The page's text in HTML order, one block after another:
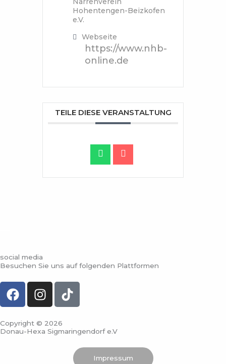
Hohentengen-Beizkofen
e.V.
Webseite
https://www.nhb-
online.de
TEILE DIESE VERANSTALTUNG
social media
Besuchen Sie uns auf folgenden Plattformen
F
a
e
b
I
n
t
a
T
i
t
o
k
Copyright © 2026
Donau-Hexa Sigmaringendorf e.V
Impressum